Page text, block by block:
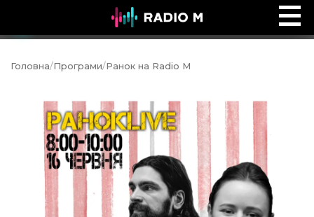
Music Ocean
Головна/Програми/Ранок на Radio M